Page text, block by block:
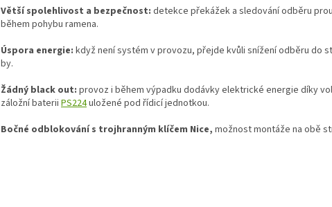
Větší spolehlivost a bezpečnost: detekce překážek a sledování odběru
během pohybu ramena.
Úspora energie: když není systém v provozu, přejde kvůli snížení odběru do
by.
Žádný black out: provoz i během výpadku dodávky elektrické energie díky
záložní baterii PS224uložené pod řídicí jednotkou.
Bočné odblokování s trojhranným klíčem Nice, možnost montáže na obě